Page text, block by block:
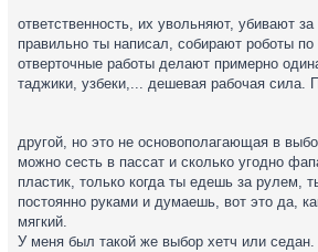
ответственность, их увольняют, убивают за
правильно ты написал, собирают роботы
отверточные работы делают примерно
таджики, узбеки,... дешевая рабочая сила.
другой, но это не основополагающая в
можно сесть в пассат и сколько угодно
пластик, только когда ты едешь за рулем,
постоянно руками и думаешь, вот это да,
мягкий.
У меня был такой же выбор хетч или седан.